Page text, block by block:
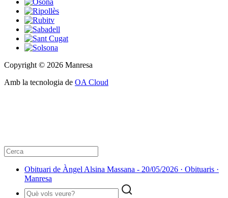
Copyright © 2026 Manresa
Amb la tecnologia de OA Cloud
Obituari de Àngel Alsina Massana - 20/05/2026 · Obituaris ·
Manresa